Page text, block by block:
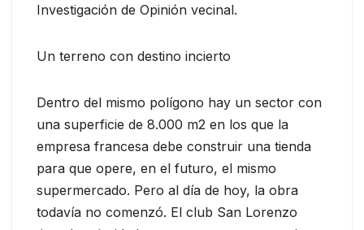
Investigación de Opinión vecinal.
Un terreno con destino incierto
Dentro del mismo polígono hay un sector con
una superficie de 8.000 m2 en los que la
empresa francesa debe construir una tienda
para que opere, en el futuro, el mismo
supermercado. Pero al día de hoy, la obra
todavía no comenzó. El club San Lorenzo